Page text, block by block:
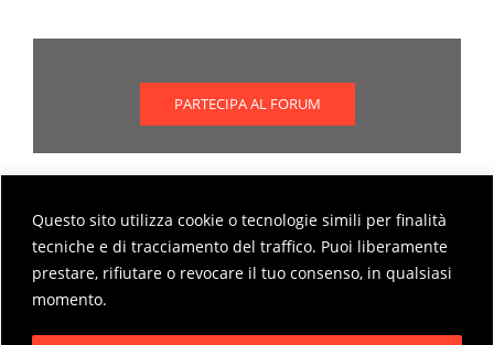
Questo sito utilizza cookie o tecnologie simili per finalità
tecniche e di tracciamento del traffico. Puoi liberamente
prestare, rifiutare o revocare il tuo consenso, in qualsiasi
momento.
PARTECIPA AL FORUM
Scopri come partecipare al forum
MODALITÀ DI PARTECIPAZIONE AL FORUM